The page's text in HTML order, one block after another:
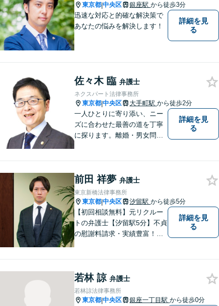
東京都|中央区 銀座駅 から徒歩3分
迅速な対応と的確な解決策で
あなたの悩みを解決します！
詳細を見
る
佐々木 臨 弁護士
ネクスパート法律事務所
東京都|中央区 大手町駅 から徒歩2分
一人ひとりに寄り添い、ニー
ズに合わせた最善の道を丁寧
に探ります。離婚・男女問題
歩を踏み出せるよう、力強い
味方として解決まで伴走しま
す【初回相談無料】【分割払
い可】
詳細を見
る
前田 祥夢 弁護士
東京新橋法律事務所
東京都|中央区 汐留駅 から徒歩5分
【初回相談無料】元リクルー
トの弁護士【汐留駅5分】不貞
の慰謝料請求・実績豊富！交
ナー実績【企業法務】ベンチ
ャーを支援【休日・夜間対
応】
詳細を見
る
若林 諒 弁護士
若林諒法律事務所
東京都|中央区 銀座一丁目駅 から徒歩0分